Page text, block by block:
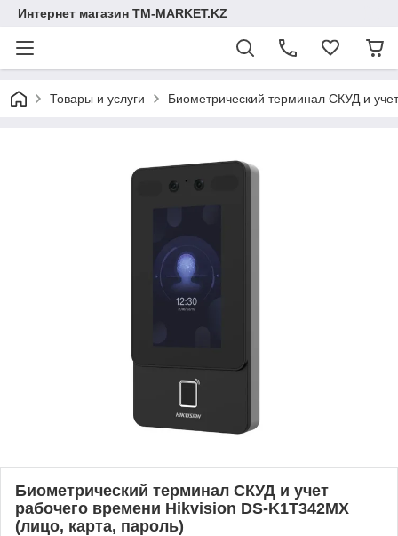
Интернет магазин TM-MARKET.KZ
Товары и услуги Биометрический терминал СКУД и
Биометрический терминал СКУД и учет
рабочего времени Hikvision DS-K1T342MX
(лицо, карта, пароль)